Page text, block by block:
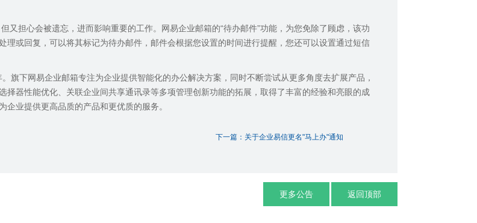
又担心会被遗忘，进而影响重要的工作。网易企业邮箱的“待办邮件”功能，为您免除了顾虑，该功
理或回复，可以将其标记为待办邮件，邮件会根据您设置的时间进行提醒，您还可以设置通过短信
。旗下网易企业邮箱专注为企业提供智能化的办公解决方案，同时不断尝试从更多角度去扩展产品，
择器性能优化、关联企业间共享通讯录等多项管理创新功能的拓展，取得了丰富的经验和亮眼的成
业提供更高品质的产品和更优质的服务。
下一篇：关于企业易信更名"马上办"通知
更多公告 返回顶部